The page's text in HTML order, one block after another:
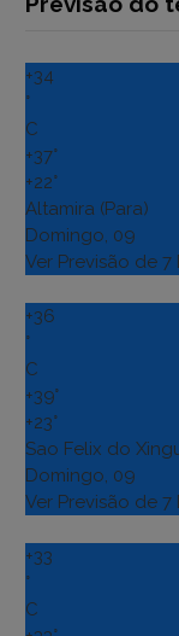
+34
°
C
+37°
+22°
Altamira (Para)
Domingo, 09
Ver Previsão de 7
+36
°
C
+39°
+23°
Sao Felix do
Domingo, 09
Ver Previsão de 7
+33
°
C